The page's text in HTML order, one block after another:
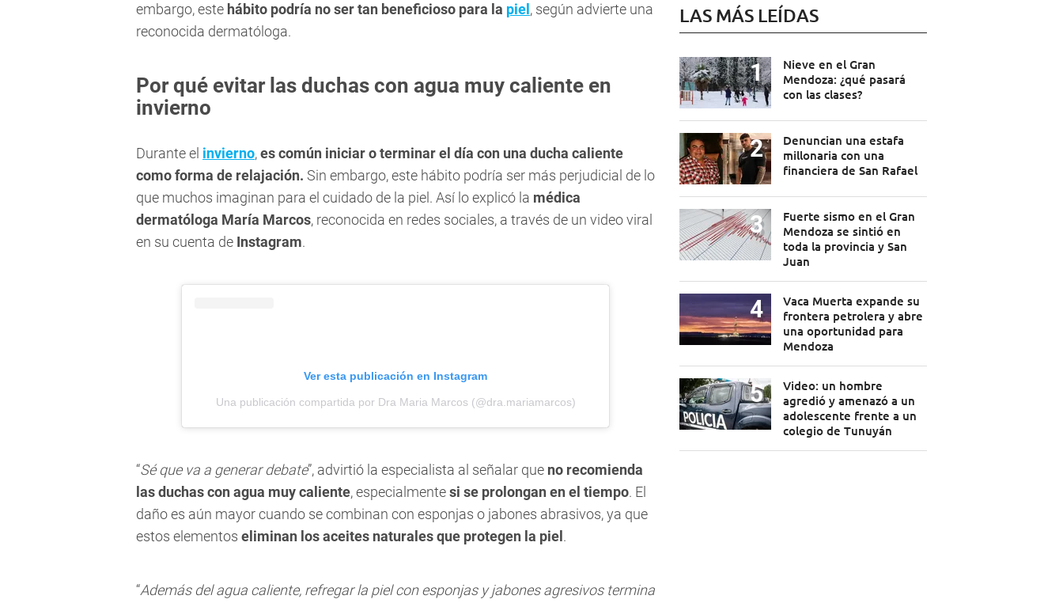
embargo, este hábito podría no ser tan beneficioso para la piel , según advierte una
reconocida dermatóloga.
Por qué evitar las duchas con agua muy caliente en
invierno
Durante el invierno,es común iniciar o terminar el día con una ducha caliente
como forma de relajación. Sin embargo, este hábito podría ser más perjudicial de lo
que muchos imaginan para el cuidado de la piel. Así lo explicó la médica
dermatóloga María Marcos, reconocida en redes sociales, a través de un video viral
en su cuenta de Instagram.
Ver esta publicación en Instagram
Una publicación compartida por Dra Maria Marcos (@dra.mariamarcos)
“Sé que va a generar debate”, advirtió la especialista al señalar que no recomienda
las duchas con agua muy caliente, especialmentesi se prolongan en el tiempo. El
daño es aún mayor cuando se combinan con esponjas o jabones abrasivos, ya que
estos elementos eliminan los aceites naturales que protegen la piel .
“Además del agua caliente, refregar la piel con esponjas y jabones agresivos termina
LAS MÁS LEÍDAS
Nieve en el Gran
Mendoza: ¿qué pasará
con las clases?
Denuncian una estafa
millonaria con una
financiera de San Rafael
Fuerte sismo en el Gran
Mendoza se sintió en
toda la provincia y San
Juan
Vaca Muerta expande su
frontera petrolera y abre
una oportunidad para
Mendoza
Video: un hombre
agredió y amenazó a un
adolescente frente a un
colegio de Tunuyán